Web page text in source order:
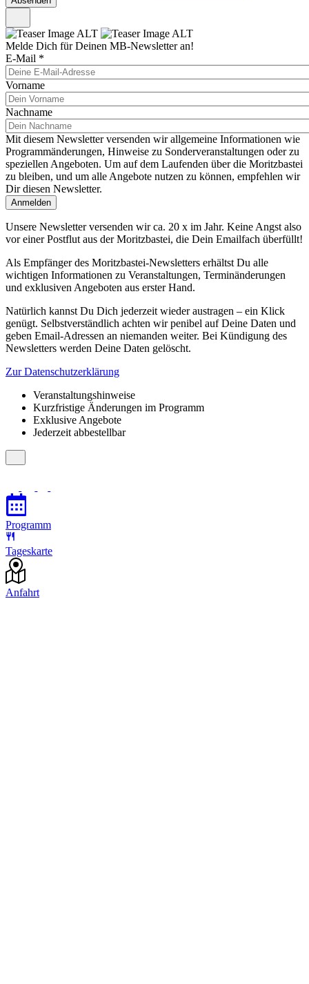
Melde Dich für Deinen MB-Newsletter an!
E-Mail *
Vorname
Nachname
Mit diesem Newsletter versenden wir allgemeine Informationen wie
Programmänderungen, Hinweise zu Sonderveranstaltungen oder zu
speziellen Angeboten. Um auf dem Laufenden über die Moritzbastei
zu bleiben, und um alle Angebote nutzen zu können, empfehlen wir
Dir diesen Newsletter.
Unsere Newsletter versenden wir ca. 20 x im Jahr. Keine Angst also
vor einer Postflut aus der Moritzbastei, die Dein Emailfach überfüllt!
Als Empfänger des Moritzbastei-Newsletters erhältst Du alle
wichtigen Informationen zu Veranstaltungen, Terminänderungen
und exklusiven Angeboten aus erster Hand.
Natürlich kannst Du Dich jederzeit wieder austragen – ein Klick
genügt. Selbstverständlich achten wir penibel auf Deine Daten und
geben Email-Adressen an niemanden weiter. Bei Kündigung des
Newsletters werden Deine Daten gelöscht.
Zur Datenschutzerklärung
Veranstaltungshinweise
Kurzfristige Änderungen im Programm
Exklusive Angebote
Jederzeit abbestellbar
Programm
Tageskarte
Anfahrt